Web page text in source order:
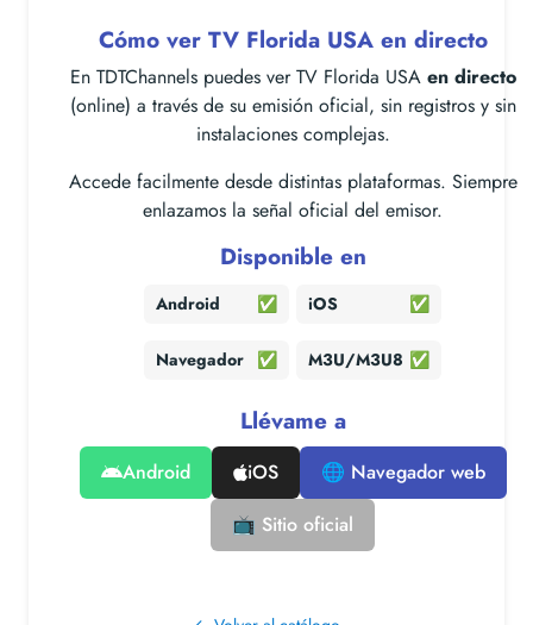
Cómo ver TV Florida USA en directo
En TDTChannels puedes ver TV Florida USA en directo
(online) a través de su emisión oficial, sin registros y sin
instalaciones complejas.
Accede facilmente desde distintas plataformas. Siempre
enlazamos la señal oficial del emisor.
Disponible en
Android ✅ iOS ✅
Navegador ✅ M3U/M3U8 ✅
Llévame a
Android iOS
🌐 Navegador web
📺 Sitio oficial